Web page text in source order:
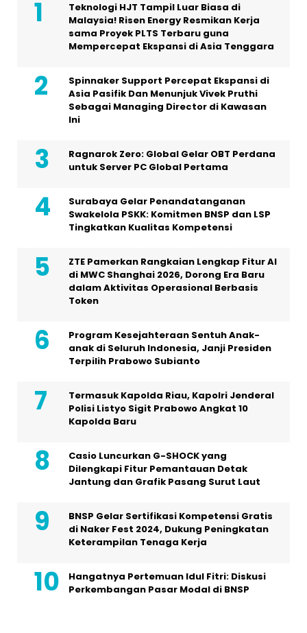
Teknologi HJT Tampil Luar Biasa di
Malaysia! Risen Energy Resmikan Kerja
sama Proyek PLTS Terbaru guna
Mempercepat Ekspansi di Asia Tenggara
Spinnaker Support Percepat Ekspansi di
Asia Pasifik Dan Menunjuk Vivek Pruthi
Sebagai Managing Director di Kawasan
Ini
Ragnarok Zero: Global Gelar OBT Perdana
untuk Server PC Global Pertama
Surabaya Gelar Penandatanganan
Swakelola PSKK: Komitmen BNSP dan LSP
Tingkatkan Kualitas Kompetensi
ZTE Pamerkan Rangkaian Lengkap Fitur AI
di MWC Shanghai 2026, Dorong Era Baru
dalam Aktivitas Operasional Berbasis
Token
Program Kesejahteraan Sentuh Anak-
anak di Seluruh Indonesia, Janji Presiden
Terpilih Prabowo Subianto
Termasuk Kapolda Riau, Kapolri Jenderal
Polisi Listyo Sigit Prabowo Angkat 10
Kapolda Baru
Casio Luncurkan G-SHOCK yang
Dilengkapi Fitur Pemantauan Detak
Jantung dan Grafik Pasang Surut Laut
BNSP Gelar Sertifikasi Kompetensi Gratis
di Naker Fest 2024, Dukung Peningkatan
Keterampilan Tenaga Kerja
Hangatnya Pertemuan Idul Fitri: Diskusi
Perkembangan Pasar Modal di BNSP